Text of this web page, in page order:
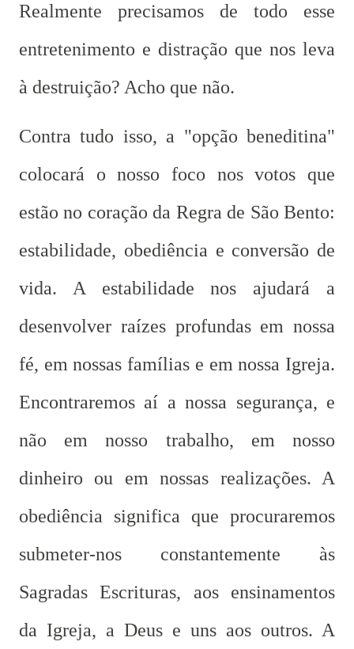
Realmente precisamos de todo esse
entretenimento e distração que nos leva
à destruição? Acho que não.
Contra tudo isso, a "opção beneditina"
colocará o nosso foco nos votos que
estão no coração da Regra de São Bento:
estabilidade, obediência e conversão de
vida. A estabilidade nos ajudará a
desenvolver raízes profundas em nossa
fé, em nossas famílias e em nossa Igreja.
Encontraremos aí a nossa segurança, e
não em nosso trabalho, em nosso
dinheiro ou em nossas realizações. A
obediência significa que procuraremos
submeter-nos constantemente às
Sagradas Escrituras, aos ensinamentos
da Igreja, a Deus e uns aos outros. A